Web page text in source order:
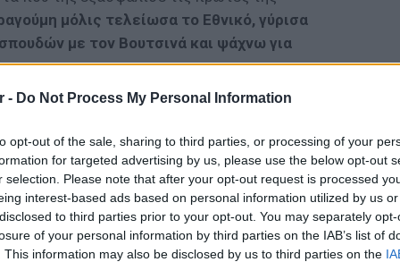
- Do Not Process My Personal Information
opt-out of the sale, sharing to third parties, or processing of your
for targeted advertising by us, please use the below opt-out
selection. Please note that after your opt-out request is processed
interest-based ads based on personal information utilized by us
to third parties prior to your opt-out. You may separately
of your personal information by third parties on the IAB’s list of
This information may also be disclosed by us to third parties on the
μόλις τελείωσα το Εθνικό, γύρισα
με τον Βουτσινά και ψάχνω για
.
της εξομολογήθηκε πως «ήμουν από
και δεν θυμάμαι το στήθος αλλά το
απάντησε: «Με χαροποιεί πολύ αυτό
δεν είχε τίποτε το χυδαίο και
ερωτικό αλλά είχε μια παιδική χαρά».